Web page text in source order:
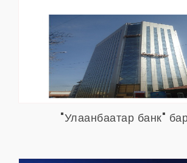
"Улаанбаатар банк"